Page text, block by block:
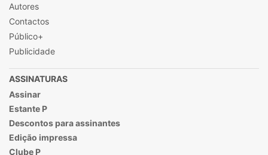
Autores
Contactos
Público+
Publicidade
ASSINATURAS
Assinar
Estante P
Descontos para assinantes
Edição impressa
Clube P